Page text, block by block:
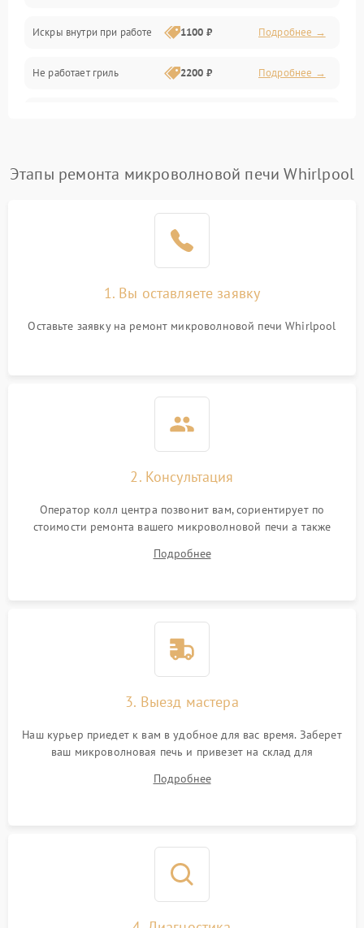
Программное обеспечение
Искры внутри при работе 1100 ₽ Подробнее →
Не работает гриль 2200 ₽ Подробнее →
Подробнее →
2200 ₽
Не работают сенсорные
1000 ₽
Этапы ремонта микроволновой печи Whirlpool
1. Вы оставляете заявку
Оставьте заявку на ремонт микроволновой печи Whirlpool
2. Консультация
Оператор колл центра позвонит вам, сориентирует по
стоимости ремонта вашего микроволновой печи а также
Подробнее
3. Выезд мастера
Наш курьер приедет к вам в удобное для вас время. Заберет
ваш микроволновая печь и привезет на склад для
Подробнее